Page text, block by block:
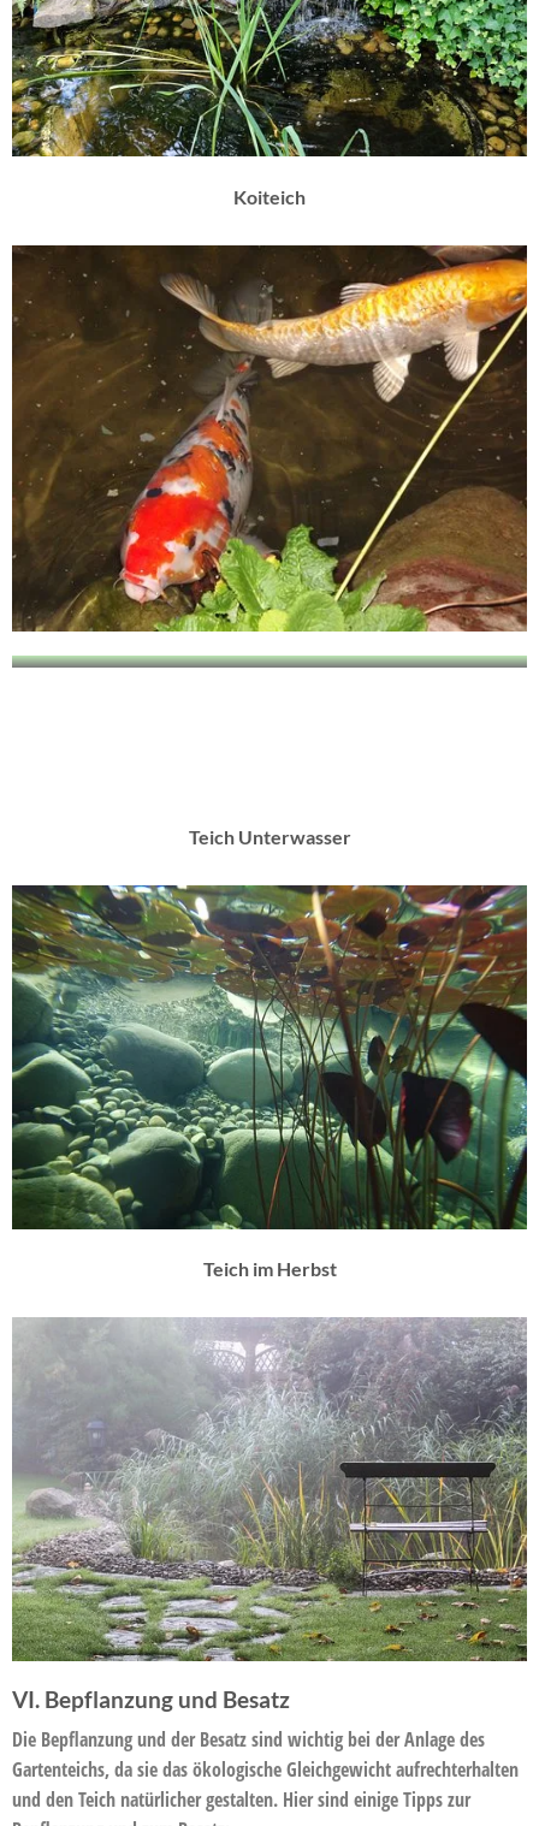
Koiteich
Teich Unterwasser
Teich im Herbst
VI. Bepflanzung und Besatz
Die Bepflanzung und der Besatz sind wichtig bei der Anlage des
Gartenteichs, da sie das ökologische Gleichgewicht aufrechterhalten
und den Teich natürlicher gestalten. Hier sind einige Tipps zur